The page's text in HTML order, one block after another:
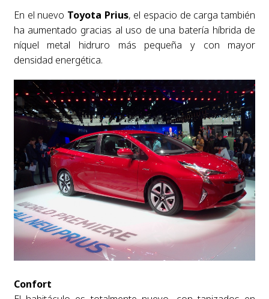
En el nuevo Toyota Prius, el espacio de carga también
ha aumentado gracias al uso de una batería híbrida de
níquel metal hidruro más pequeña y con mayor
densidad energética.
Confort